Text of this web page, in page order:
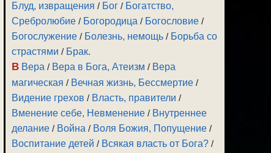
Блуд, извращения / Бог / Богатство,
Сребролюбие / Богородица / Богословие /
Богослужение / Болезнь, немощь / Борьба со
страстями / Брак.
В Вера / Вера в Бога, Атеизм / Вера
магическая / Вечная жизнь, Бессмертие /
Видение грехов / Власть, правители /
Вменение себе, Невменение / Внутреннее
делание / Война / Воля Божия, Попущение /
Воспитание детей / Всякая власть от Бога? /